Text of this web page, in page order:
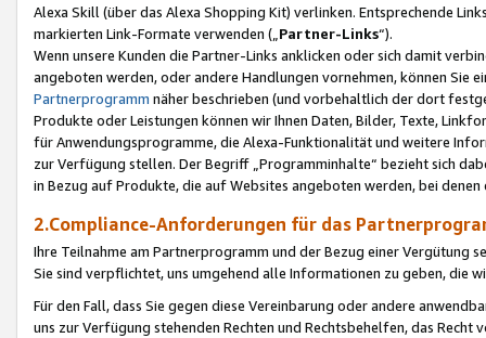
Alexa Skill (über das Alexa Shopping Kit) verlinken. Entsprechende
markierten Link-Formate verwenden („ Partner-Links“).
Wenn unsere Kunden die Partner-Links anklicken oder sich damit
angeboten werden, oder andere Handlungen vornehmen, können Sie
Partnerprogramm näher beschrieben (und vorbehaltlich der dort
Produkte oder Leistungen können wir Ihnen Daten, Bilder, Texte,
für Anwendungsprogramme, die Alexa-Funktionalität und weitere
zur Verfügung stellen. Der Begriff „Programminhalte“ bezieht sich
in Bezug auf Produkte, die auf Websites angeboten werden, bei
2.Compliance-Anforderungen für das
Ihre Teilnahme am Partnerprogramm und der Bezug einer Vergütung
Sie sind verpflichtet, uns umgehend alle Informationen zu geben, die
Für den Fall, dass Sie gegen diese Vereinbarung oder andere
uns zur Verfügung stehenden Rechten und Rechtsbehelfen, das